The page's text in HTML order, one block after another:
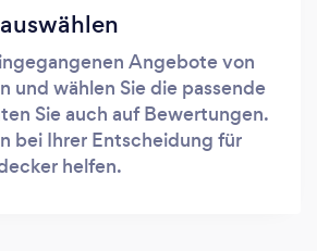
Angebote von
und wählen Sie die passende
Sie auch auf Bewertungen.
bei Ihrer Entscheidung für
helfen.